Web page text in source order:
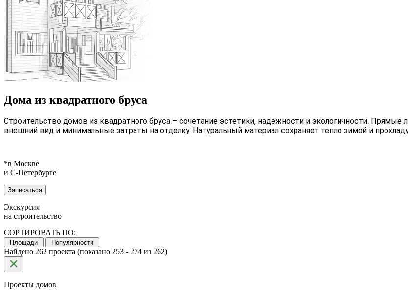
Дома из квадратного бруса
Строительство домов из квадратного бруса – сочетание эстетики, надежности и экологичности. Прямые
внешний вид и минимальные затраты на отделку. Натуральный материал сохраняет тепло зимой и
*в Москве
и С‑Петербурге
Записаться
Экскурсия
на строительство
СОРТИРОВАТЬ ПО:
Площади Популярности
Найдено 262 проекта (показано 253 - 274 из 262)
Проекты домов